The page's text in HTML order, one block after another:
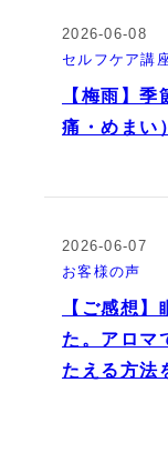
2026-06-08
セルフケア講
【梅雨】
痛・めまい
2026-06-07
お客様の声
【ご感想
た。アロマ
たえる方法